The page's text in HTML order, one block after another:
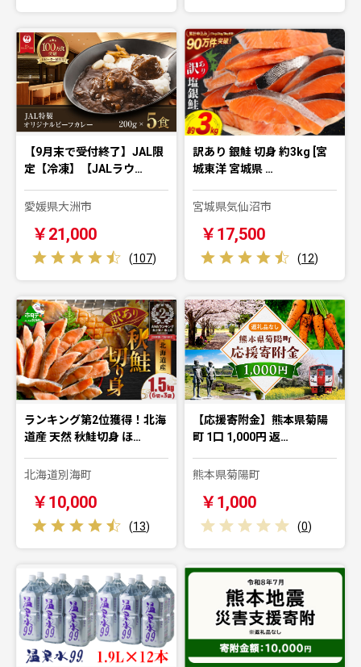
【9月末で受付終了】JAL限
定【冷凍】【JALラウ…
愛媛県大洲市
￥21,000
(107)
訳あり 銀鮭 切身 約3kg [宮
城東洋 宮城県 …
宮城県気仙沼市
￥17,500
(12)
ランキング第2位獲得！北海
道産 天然 秋鮭切身 ほ…
北海道別海町
￥10,000
(13)
【応援寄附金】熊本県菊陽
町 1口 1,000円 返…
熊本県菊陽町
￥1,000
(0)